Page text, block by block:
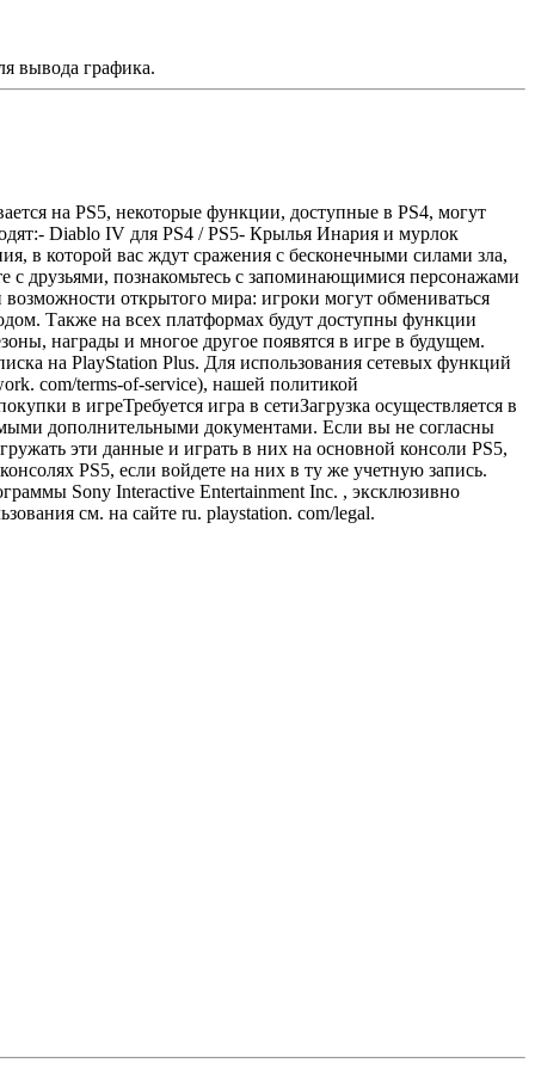
вывода графика.
на PS5, некоторые функции, доступные в PS4, могут
Diablo IV для PS4 / PS5- Крылья Инария и мурлок
в которой вас ждут сражения с бесконечными силами зла,
друзьями, познакомьтесь с запоминающимися персонажами
открытого мира: игроки могут обмениваться
Также на всех платформах будут доступны функции
награды и многое другое появятся в игре в будущем.
на PlayStation Plus. Для использования сетевых функций
com/terms-of-service), нашей политикой
в игреТребуется игра в сетиЗагрузка осуществляется в
дополнительными документами. Если вы не согласны
эти данные и играть в них на основной консоли PS5,
PS5, если войдете на них в ту же учетную запись.
Sony Interactive Entertainment Inc. , эксклюзивно
см. на сайте ru. playstation. com/legal.